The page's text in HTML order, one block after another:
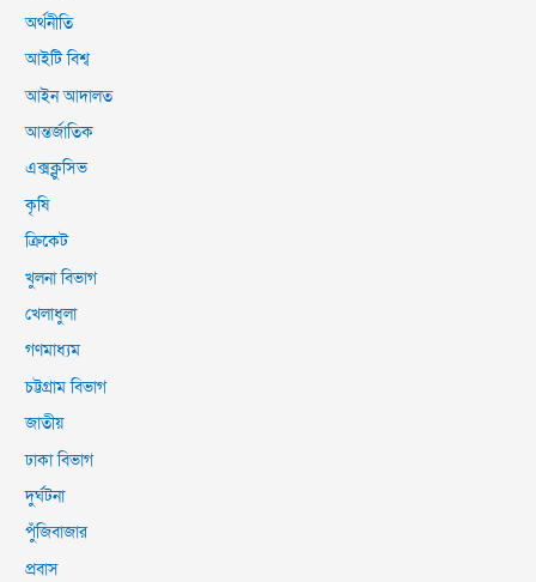
অর্থনীতি
আইটি বিশ্ব
আইন আদালত
আন্তর্জাতিক
এক্সক্লুসিভ
কৃষি
ক্রিকেট
খুলনা বিভাগ
খেলাধুলা
গণমাধ্যম
চট্টগ্রাম বিভাগ
জাতীয়
ঢাকা বিভাগ
দুর্ঘটনা
পুঁজিবাজার
প্রবাস